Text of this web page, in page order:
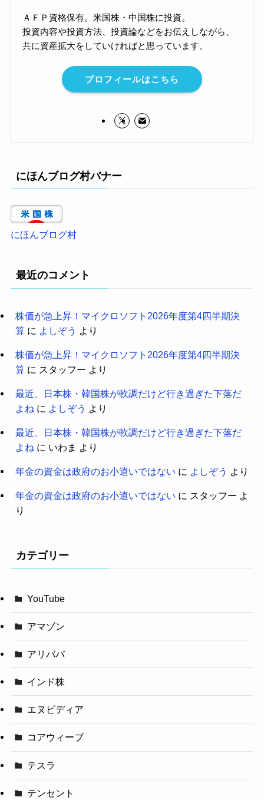
ＡＦＰ資格保有。米国株・中国株に投資。
投資内容や投資方法、投資論などをお伝えしながら、
共に資産拡大をしていければと思っています。
プロフィールはこちら
にほんブログ村バナー
にほんブログ村
最近のコメント
株価が急上昇！マイクロソフト2026年度第4四半期決
算に よしぞう より
株価が急上昇！マイクロソフト2026年度第4四半期決
算に スタッフー より
最近、日本株・韓国株が軟調だけど行き過ぎた下落だ
よね に よしぞう より
最近、日本株・韓国株が軟調だけど行き過ぎた下落だ
よね に いわま より
年金の資金は政府のお小遣いではない に よしぞう より
年金の資金は政府のお小遣いではない に スタッフー よ
り
カテゴリー
YouTube
アマゾン
アリババ
インド株
エヌビディア
コアウィーブ
テスラ
テンセント